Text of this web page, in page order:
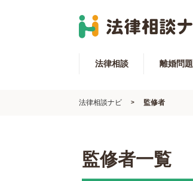
法律相談 離婚問題
法律相談ナビ 監修者
監修者一覧